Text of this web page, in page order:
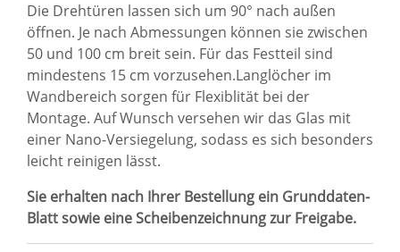
Die Drehtüren lassen sich um 90° nach außen
öffnen. Je nach Abmessungen können sie zwischen
50 und 100 cm breit sein. Für das Festteil sind
mindestens 15 cm vorzusehen.Langlöcher im
Wandbereich sorgen für Flexiblität bei der
Montage. Auf Wunsch versehen wir das Glas mit
einer Nano-Versiegelung, sodass es sich besonders
leicht reinigen lässt.
Sie erhalten nach Ihrer Bestellung ein Grunddaten-
Blatt sowie eine Scheibenzeichnung zur Freigabe.